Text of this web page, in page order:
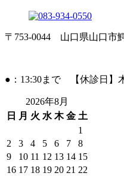
〒753-0044 山口県山口市
●：13:30まで 【休診日】
2026年8月
日
月 火 水 木 金 土
1
2
3 4 5 6 7
8
9
10 11 12 13 14 15
16 17 18 19 20 21 22